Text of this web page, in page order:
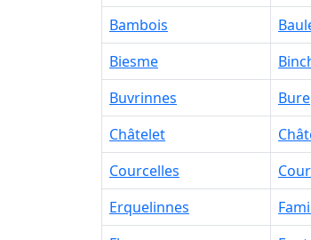
Bambois
Biesme
Buvrinnes
Bure
Châtelet
Courcelles
Erquelinnes